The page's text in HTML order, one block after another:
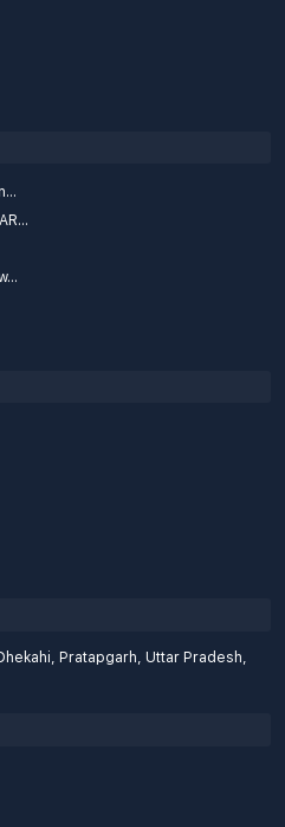
Pratapgarh, Uttar Pradesh,